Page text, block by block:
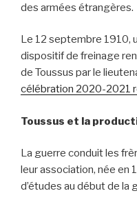
des armées étrangères.
Le 12 septembre 1910,
dispositif de freinage
de Toussus par le
célébration 2020-2021
Toussus et la
La guerre conduit les
leur association, née en
d’études au début de la